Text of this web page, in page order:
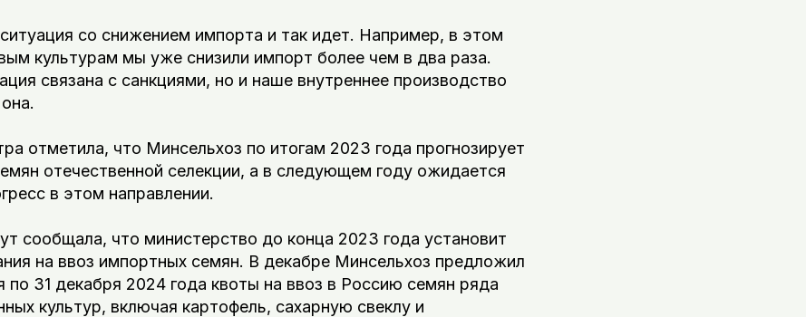
со снижением импорта и так идет. Например, в этом
культурам мы уже снизили импорт более чем в два раза.
связана с санкциями, но и наше внутреннее производство
отметила, что Минсельхоз по итогам 2023 года прогнозирует
отечественной селекции, а в следующем году ожидается
в этом направлении.
сообщала, что министерство до конца 2023 года установит
на ввоз импортных семян. В декабре Минсельхоз предложил
по 31 декабря 2024 года квоты на ввоз в Россию семян ряда
культур, включая картофель, сахарную свеклу и